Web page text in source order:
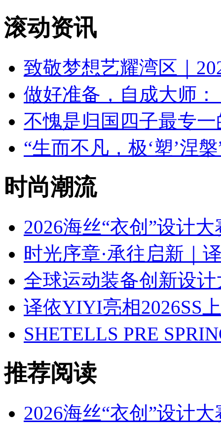
滚动资讯
致敬梦想艺耀湾区｜
做好准备，自成大师
不愧是归国四子最专
“生而不凡，极‘塑’涅
时尚潮流
2026海丝“衣创”设计
时光序章·承往启新｜
全球运动装备创新设
译依YIYI亮相2026SS
SHETELLS PRE
推荐阅读
2026海丝“衣创”设计